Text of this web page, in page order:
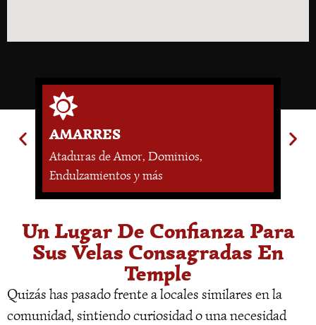
AMARRES
Ataduras de Amor, Dominios,
Endulzamientos y más
Un Lugar De Confianza Para
Sus Velas Consagradas En
Temple
Quizás has pasado frente a locales similares en la
comunidad, sintiendo curiosidad o una necesidad